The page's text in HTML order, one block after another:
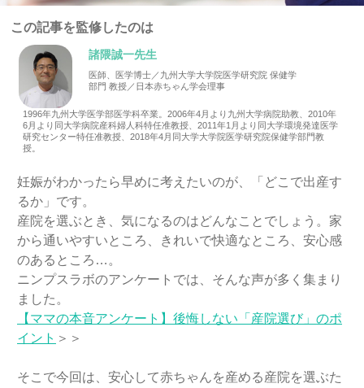
この記事を監修したのは
諸隈誠一先生
医師、医学博士／九州大学大学院医学研究院 保健学
部門 教授／日本赤ちゃん学会理事
1996年九州大学医学部医学科卒業。2006年4月より九州大学病院助教、2010年
6月より同大学病院産科婦人科特任准教授、2011年1月より同大学環境発達医学
研究センター特任准教授、2018年4月同大学大学院医学研究院保健学部門教
授。
妊娠がわかったら早めに考えたいのが、「どこで出産す
るか」です。
産院を選ぶとき、気になるのはどんなことでしょう。家
から通いやすいところ、きれいで快適なところ、安心感
のあるところ…。
ニンプスラボのアンケートでは、そんな声が多く集まり
ました。
【ママの本音アンケート】後悔しない「産院選び」のポ
イント ＞＞
そこで今回は、安心して赤ちゃんを産める産院を選ぶた